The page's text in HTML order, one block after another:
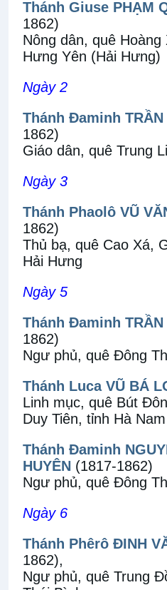
Thánh Giuse PHẠM
1862)
Nông dân, quê
Hưng Yên (Hải Hưng)
Ngày 2
Thánh Đaminh TRẦN
1862)
Giáo dân, quê Trung
Ngày 3
Thánh Phaolô VŨ
1862)
Thủ bạ, quê Cao Xá,
Hải Hưng
Ngày 5
Thánh Đaminh TRẦN
1862)
Ngư phủ, quê Đông
Thánh Luca VŨ BÁ
Linh mục, quê Bút
Duy Tiên, tỉnh Hà
Thánh Đaminh
HUYÊN (1817-1862)
Ngư phủ, quê Đông
Ngày 6
Thánh Phêrô ĐINH
1862),
Ngư phủ, quê Trung